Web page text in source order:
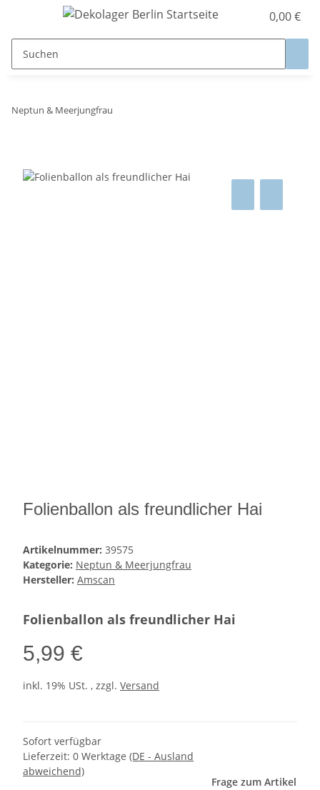
0,00 €
Neptun & Meerjungfrau
Folienballon als freundlicher Hai
Artikelnummer: 39575
Kategorie: Neptun & Meerjungfrau
Hersteller: Amscan
Folienballon als freundlicher Hai
5,99 €
inkl. 19% USt. , zzgl. Versand
Sofort verfügbar
Lieferzeit: 0 Werktage (DE - Ausland
abweichend)
Frage zum Artikel